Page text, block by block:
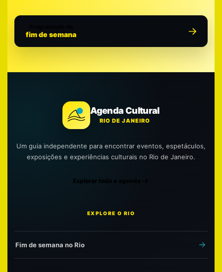
fim de semana
Agenda Cultural
RIO DE JANEIRO
Um guia independente para encontrar eventos, espetáculos,
exposições e experiências culturais no Rio de Janeiro.
Explorar toda a agenda
EXPLORE O RIO
Fim de semana no Rio